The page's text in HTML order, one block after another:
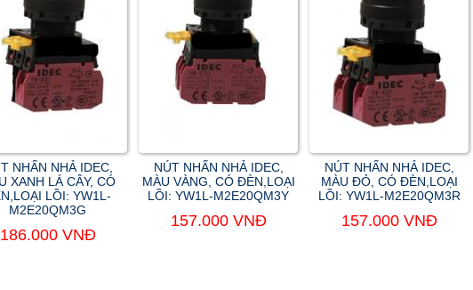
NHẤN NHẢ IDEC,
XANH LÁ CÂY, CÓ
LỒI: YW1L-
M2E20QM3G
186.000 VNĐ
NÚT NHẤN NHẢ IDEC,
MÀU VÀNG, CÓ ĐÈN,LOẠI
LỒI: YW1L-M2E20QM3Y
157.000 VNĐ
NÚT NHẤN NHẢ IDEC,
MÀU ĐỎ, CÓ ĐÈN,LOẠI
LỒI: YW1L-M2E20QM3R
157.000 VNĐ